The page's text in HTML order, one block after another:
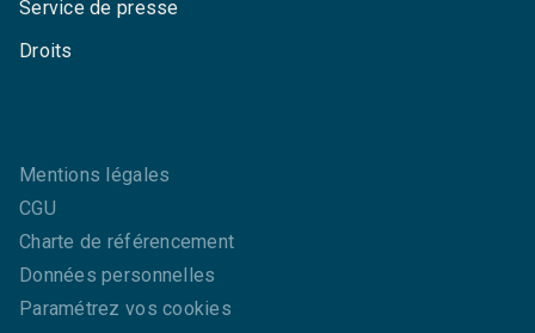
Service de presse
Droits
Mentions légales
CGU
Charte de référencement
Données personnelles
Paramétrez vos cookies